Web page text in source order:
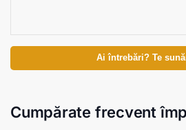
Ai întrebări? Te
Cumpărate frecvent